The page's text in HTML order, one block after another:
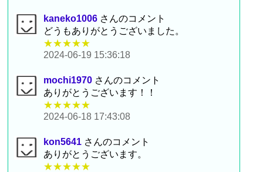
kaneko1006 さんのコメント
どうもありがとうございました。
★★★★★
2024-06-19 15:36:18
mochi1970 さんのコメント
ありがとうございます！！
★★★★★
2024-06-18 17:43:08
kon5641 さんのコメント
ありがとうございます。
★★★★★